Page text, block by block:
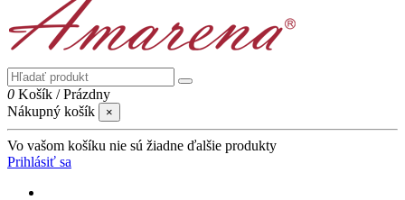
0 Košík /Prázdny
Nákupný košík
×
Vo vašom košíku nie sú žiadne ďalšie produkty
Prihlásiť sa